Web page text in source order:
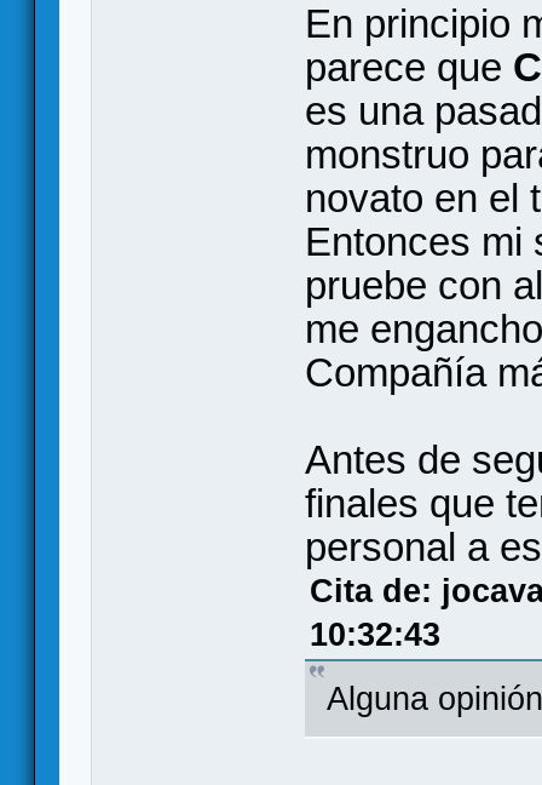
En principio
parece que
es una
monstruo
novato en el
Entonces mi
pruebe con
me
Compañía
Antes de
finales que
personal a
Cita de:
10:32:43
Alguna